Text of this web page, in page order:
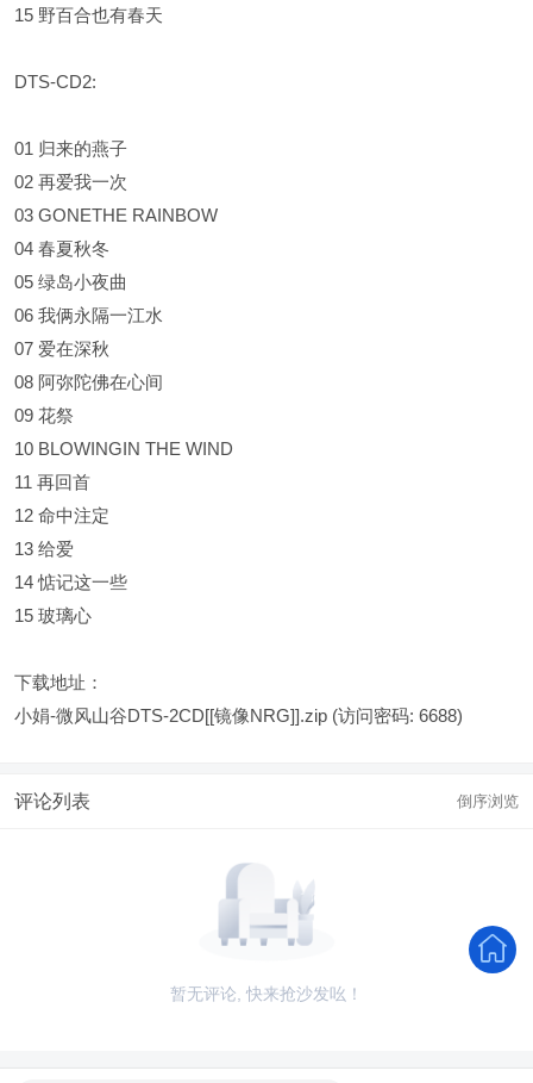
15 野百合也有春天
DTS-CD2:
01 归来的燕子
02 再爱我一次
03 GONETHE RAINBOW
04 春夏秋冬
05 绿岛小夜曲
06 我俩永隔一江水
07 爱在深秋
08 阿弥陀佛在心间
09 花祭
10 BLOWINGIN THE WIND
11 再回首
12 命中注定
13 给爱
14 惦记这一些
15 玻璃心
下载地址：
小娟-微风山谷DTS-2CD[[镜像NRG]].zip (访问密码: 6688)
评论列表 倒序浏览
暂无评论, 快来抢沙发吆！